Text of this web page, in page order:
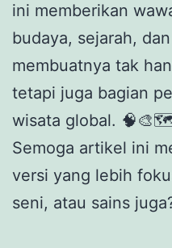
ini memberikan
budaya, sejarah,
membuatnya tak
tetapi juga bagian
wisata global.
Semoga artikel ini
versi yang lebih
seni, atau sains